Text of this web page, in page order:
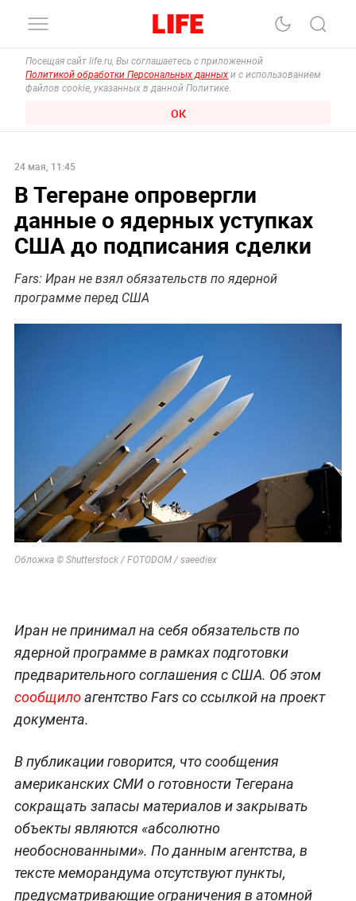
Посещая сайт life.ru, Вы соглашаетесь с приложенной
Политикой обработки Персональных данных и с использованием
файлов cookie, указанных в данной Политике.
ОК
24 мая, 11:45
В Тегеране опровергли
данные о ядерных уступках
США до подписания сделки
Fars: Иран не взял обязательств по ядерной
программе перед США
Обложка © Shutterstock / FOTODOM / saeediex
Иран не принимал на себя обязательств по
ядерной программе в рамках подготовки
предварительного соглашения с США. Об этом
сообщилоагентство Fars со ссылкой на проект
документа.
В публикации говорится, что сообщения
американских СМИ о готовности Тегерана
сокращать запасы материалов и закрывать
объекты являются «абсолютно
необоснованными». По данным агентства, в
тексте меморандума отсутствуют пункты,
предусматривающие ограничения в атомной